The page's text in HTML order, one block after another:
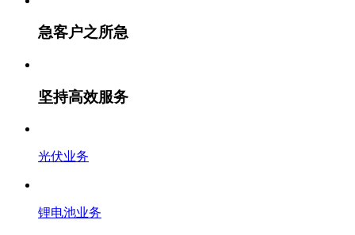
急客户之所急
坚持高效服务
光伏业务
锂电池业务